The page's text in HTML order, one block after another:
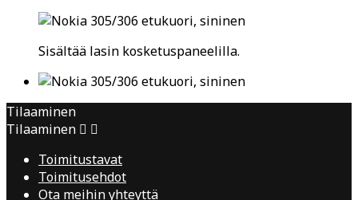
Sisältää lasin kosketuspaneelilla.
Tilaaminen
Tilaaminen  
Toimitustavat
Toimitusehdot
Ota meihin yhteyttä